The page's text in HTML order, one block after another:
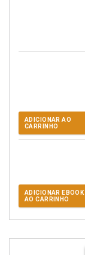
ADICIONAR AO
CARRINHO
ADICIONAR EBOOK
AO CARRINHO